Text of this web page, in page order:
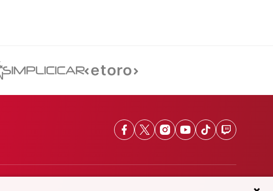
Facebook
X Instagram
Youtube
TikTokTwitch